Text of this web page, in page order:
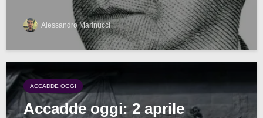
Alessandro Marinucci
ACCADDE OGGI
Accadde oggi: 2 aprile